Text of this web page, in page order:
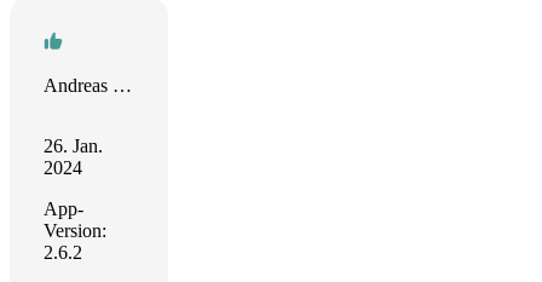
Andreas Langer
26. Jan.
2024
App-
Version:
2.6.2